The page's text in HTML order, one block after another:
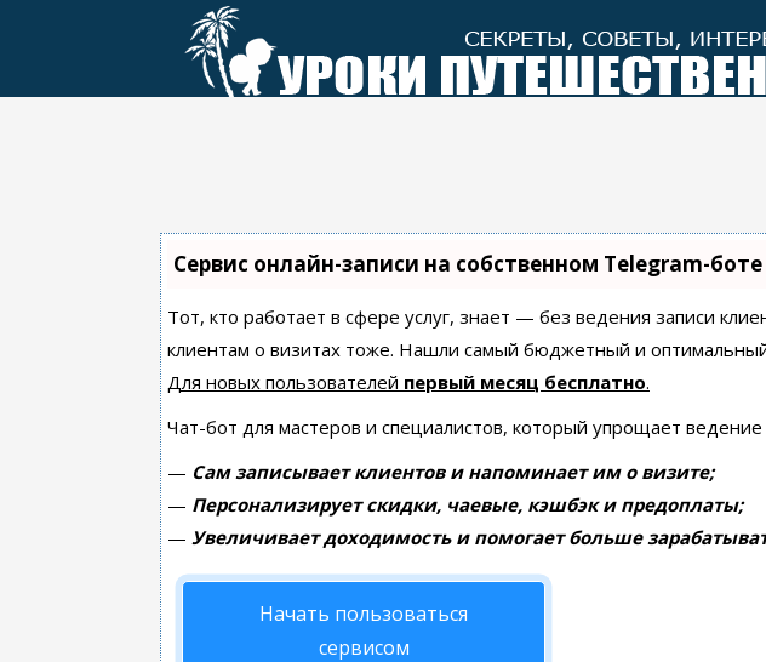
Сервис онлайн-записи на собственном Telegram-боте
Тот, кто работает в сфере услуг, знает — без ведения записи
клиентам о визитах тоже. Нашли самый бюджетный и
Для новых пользователей первый месяц бесплатно.
Чат-бот для мастеров и специалистов, который упрощает ведение
— Сам записывает клиентов и напоминает им о визите;
— Персонализирует скидки, чаевые, кэшбэк и предоплаты;
— Увеличивает доходимость и помогает больше
Начать пользоваться
сервисом